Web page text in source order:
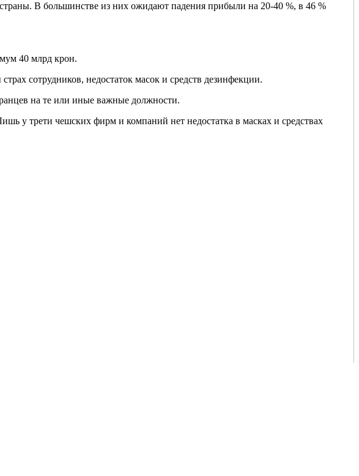
В большинстве из них ожидают падения прибыли на 20-40 %, в 46 %
40 млрд крон.
сотрудников, недостаток масок и средств дезинфекции.
на те или иные важные должности.
у трети чешских фирм и компаний нет недостатка в масках и средствах